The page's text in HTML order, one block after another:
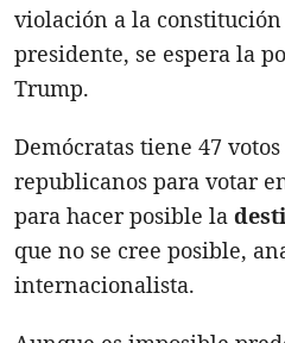
violación a la
presidente, se espera la
Trump.
Demócratas tiene 47
republicanos para votar
para hacer posible la
que no se cree posible,
internacionalista.